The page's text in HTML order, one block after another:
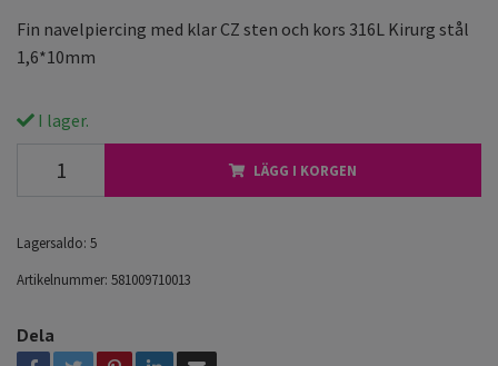
Fin navelpiercing med klar CZ sten och kors 316L Kirurg stål
1,6*10mm
I lager.
LÄGG I KORGEN
Lagersaldo: 5
Artikelnummer: 581009710013
Dela